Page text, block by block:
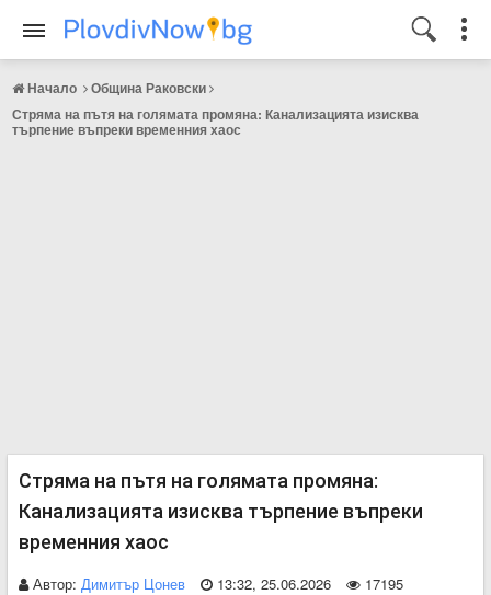
Начало
Община Раковски
Стряма на пътя на голямата промяна: Канализацията изисква
търпение въпреки временния хаос
Стряма на пътя на голямата промяна:
Канализацията изисква търпение въпреки
временния хаос
Автор: Димитър Цонев 13:32, 25.06.2026 17195